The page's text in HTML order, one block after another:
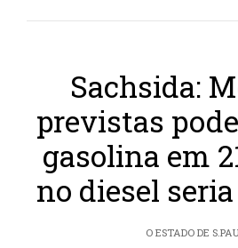
Sachsida:
previstas
gasolina em
no diesel
O ESTADO DE